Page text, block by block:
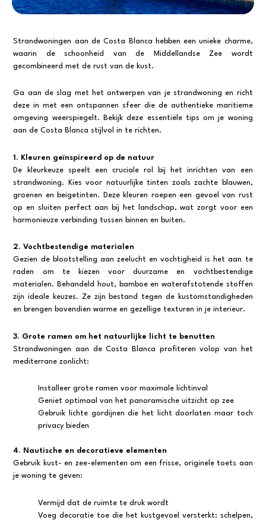
Strandwoningen aan de Costa Blanca hebben een unieke charme,
waarin de schoonheid van de Middellandse Zee wordt
gecombineerd met de rust van de kust.
Ga aan de slag met het ontwerpen van je strandwoning en richt
deze in met een ontspannen sfeer die de authentieke maritieme
omgeving weerspiegelt. Bekijk deze essentiële tips om je woning
aan de Costa Blanca stijlvol in te richten.
1. Kleuren geïnspireerd op de natuur
De kleurkeuze speelt een cruciale rol bij het inrichten van een
strandwoning. Kies voor natuurlijke tinten zoals zachte blauwen,
groenen en beigetinten. Deze kleuren roepen een gevoel van rust
op en sluiten perfect aan bij het landschap, wat zorgt voor een
harmonieuze verbinding tussen binnen en buiten.
2. Vochtbestendige materialen
Gezien de blootstelling aan zeelucht en vochtigheid is het aan te
raden om te kiezen voor duurzame en vochtbestendige
materialen. Behandeld hout, bamboe en waterafstotende stoffen
zijn ideale keuzes. Ze zijn bestand tegen de kustomstandigheden
en brengen bovendien warme en gezellige texturen in je interieur.
3. Grote ramen om het natuurlijke licht te benutten
Strandwoningen aan de Costa Blanca profiteren volop van het
mediterrane zonlicht:
Installeer grote ramen voor maximale lichtinval
Geniet optimaal van het panoramische uitzicht op zee
Gebruik lichte gordijnen die het licht doorlaten maar toch
privacy bieden
4. Nautische en decoratieve elementen
Gebruik kust- en zee-elementen om een frisse, originele toets aan
je woning te geven:
Vermijd dat de ruimte te druk wordt
Voeg decoratie toe die het kustgevoel versterkt: schelpen,